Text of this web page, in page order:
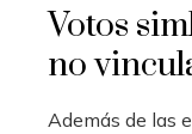
Votos
no
Además de las